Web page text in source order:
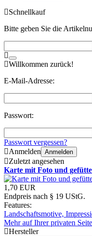
Schnellkauf
Bitte geben Sie die
Willkommen zurück!
E-Mail-Adresse:
Passwort:
Passwort vergessen?
Anmelden Anmelden
Zuletzt angesehen
Karte mit Foto und
1,70 EUR
Endpreis nach § 19 UStG.
Features:
Landschaftsmotive,
Mehr auf Ihrer privaten
Hersteller